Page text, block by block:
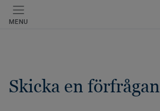
MENU
Skicka en förfrågan